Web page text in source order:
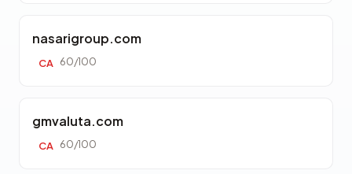
nasarigroup.com
CA 60/100
gmvaluta.com
CA 60/100